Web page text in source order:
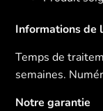
Informations de
Temps de
semaines.
Notre garantie